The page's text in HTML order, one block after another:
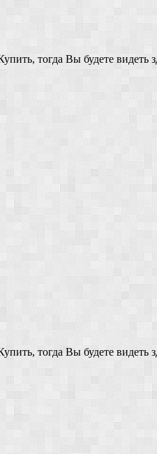
тогда Вы будете видеть
тогда Вы будете видеть